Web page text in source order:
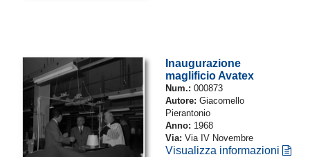
Inaugurazione
maglificio Avatex
Num.: 000873
Autore: Giacomello
Pierantonio
Anno: 1968
Via: Via IV Novembre
Visualizza informazioni